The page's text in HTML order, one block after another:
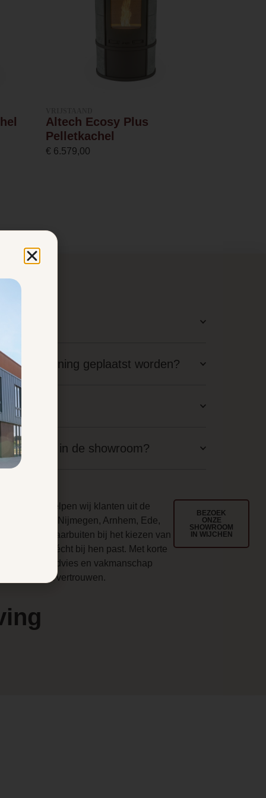
Altech Ecosy Plus
Pelletkachel
€ 6.579,00
woning geplaatst worden?
nodig?
in de showroom?
jarenlang helpen wij klanten uit de
Wijchen, Nijmegen, Arnhem, Ede,
en ver daarbuiten bij het kiezen van
haard die écht bij hen past. Met korte
eerlijk advies en vakmanschap
u kunt vertrouwen.
BEZOEK
ONZE
SHOWROOM
IN WIJCHEN